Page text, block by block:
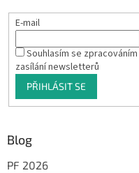
E-mail
Souhlasím se zpracováním
zasílání newsletterů
PŘIHLÁSIT SE
Blog
PF 2026